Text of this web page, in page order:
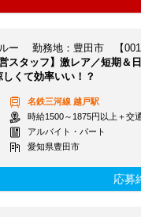
ー 勤務地：豊田市 【001
スタッフ】激レア／短期＆
くて効率いい！？
名鉄三河線 越戸駅
時給1500～1875円以上＋交
アルバイト・パート
愛知県豊田市
応募